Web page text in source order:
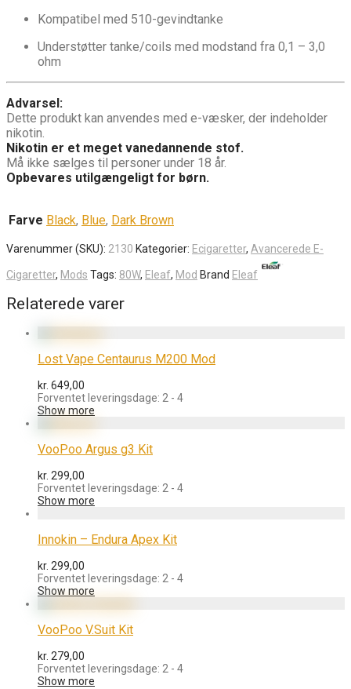
Kompatibel med 510-gevindtanke
Understøtter tanke/coils med modstand fra 0,1 – 3,0
ohm
Advarsel:
Dette produkt kan anvendes med e-væsker, der indeholder
nikotin.
Nikotin er et meget vanedannende stof.
Må ikke sælges til personer under 18 år.
Opbevares utilgængeligt for børn.
Farve Black, Blue, Dark Brown
Varenummer (SKU): 2130 Kategorier: Ecigaretter, Avancerede E-
Cigaretter, Mods Tags: 80W, Eleaf, Mod Brand Eleaf
Relaterede varer
Lost Vape Centaurus M200 Mod
kr. 649,00
Forventet leveringsdage: 2 - 4
Show more
VooPoo Argus g3 Kit
kr. 299,00
Forventet leveringsdage: 2 - 4
Show more
Innokin – Endura Apex Kit
kr. 299,00
Forventet leveringsdage: 2 - 4
Show more
VooPoo V.Suit Kit
kr. 279,00
Forventet leveringsdage: 2 - 4
Show more